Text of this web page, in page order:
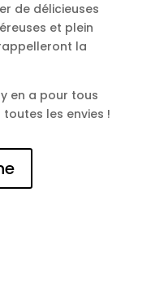
de délicieuses
et plein
la
en a pour tous
les envies !